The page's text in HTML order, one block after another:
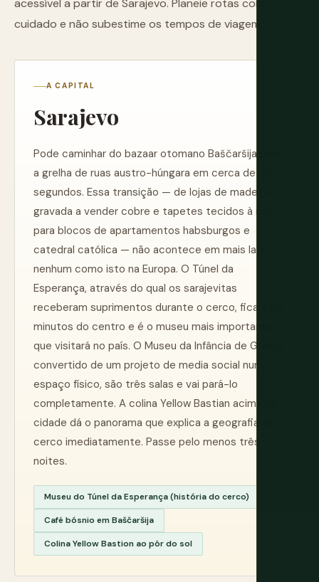
acessível a partir de Sarajevo. Planeie rotas com
cuidado e não subestime os tempos de viagem.
A CAPITAL
Sarajevo
Pode caminhar do bazaar otomano Baščaršija para
a grelha de ruas austro-húngara em cerca de 90
segundos. Essa transição — de lojas de madeira
gravada a vender cobre e tapetes tecidos à mão
para blocos de apartamentos habsburgos e
catedral católica — não acontece em mais lado
nenhum como isto na Europa. O Túnel da
Esperança, através do qual os sarajevitas
receberam suprimentos durante o cerco, fica a 20
minutos do centro e é o museu mais importante
que visitará no país. O Museu da Infância de Guerra,
convertido de um projeto de media social num
espaço físico, são três salas e vai pará-lo
completamente. A colina Yellow Bastian acima da
cidade dá o panorama que explica a geografia do
cerco imediatamente. Passe pelo menos três
noites.
Museu do Túnel da Esperança (história do cerco)
Café bósnio em Baščaršija
Colina Yellow Bastion ao pôr do sol